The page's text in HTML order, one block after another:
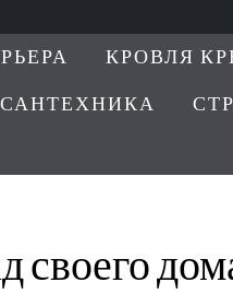
КРОВЛЯ
САНТЕХНИКА
своего